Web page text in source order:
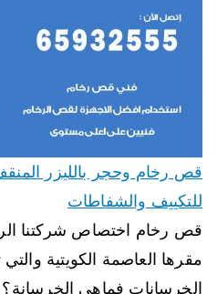
للتكييف والشفاطات
قص رخام اختصاص شركتنا
مقرها العاصمة الكويتية
الخرسانات فماهي